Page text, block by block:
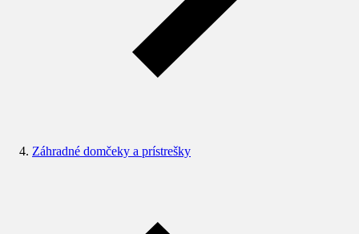
Záhradné domčeky a prístrešky